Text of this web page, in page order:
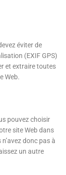
éviter de
(EXIF GPS)
et extraire toutes
Web.
pouvez choisir
site Web dans
donc pas à
un autre